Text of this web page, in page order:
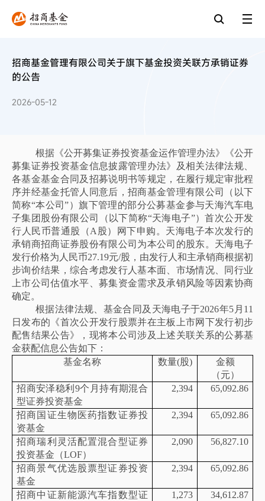
招商基金管理有限公司关于旗下基金投资关联方承销证券
的公告
2026-05-12
根据《公开募集证券投资基金运作管理办法》《公开
募集证券投资基金信息披露管理办法》及相关法律法规、
各基金基金合同及招募说明书等规定，在履行规定审批程
序并经基金托管人同意后，招商基金管理有限公司（以下
简称“本公司”）旗下管理的部分公募基金参与天海汽车电
子集团股份有限公司（以下简称“天海电子”）首次公开发
行人民币普通股（A股）网下申购。天海电子本次发行的
承销商招商证券股份有限公司为本公司的股东。天海电子
发行价格为人民币27.19元/股，由发行人和主承销商根据初
步询价结果，综合考虑发行人基本面、市场情况、同行业
上市公司估值水平、募集资金需求及承销风险等因素协商
确定。
根据法律法规、基金合同及天海电子于2026年5月11
日发布的《首次公开发行股票并在主板上市网下发行初步
配售结果公告》，现将本公司涉及上述关联关系的公募基
金获配信息公告如下：
基金名称
数量(股)
金额
（元）
招商安泽稳利 9个月持有期混合
型证券投资基金
2,394 65,092.86
招商国证生物医药指数证券投
资基金
2,394 65,092.86
招商瑞利灵活配置混合型证券
投资基金（LOF）
2,090 56,827.10
招商景气优选股票型证券投资
基金
2,394 65,092.86
招商中证新能源汽车指数型证
1,273 34,612.87